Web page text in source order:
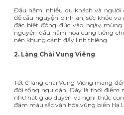
Đầu năm, nhiều du khách và người
để cầu nguyện bình an, sức khỏe
đặc biệt đông đúc vào ngày
nguyện đầu năm hòa cùng tiếng
nên khung cảnh đầy linh thiêng.
2. Làng Chài Vung Viêng
Tết ở làng chài Vung Viêng mang
đời sống ngư dân. Đây là thời điểm
như hát giao duyên và nghi thức
đậm màu sắc văn hóa vùng biển Hạ